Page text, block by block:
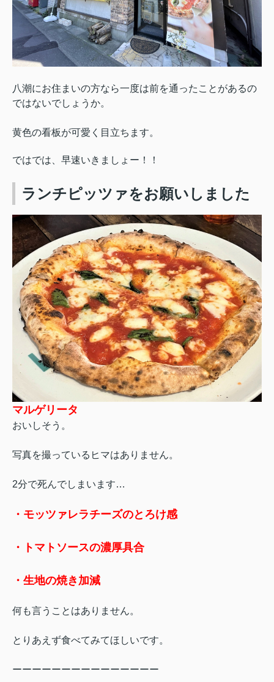
八潮にお住まいの方なら一度は前を通ったことがあるの
ではないでしょうか。
黄色の看板が可愛く目立ちます。
ではでは、早速いきましょー！！
ランチピッツァをお願いしました
マルゲリータ
おいしそう。
写真を撮っているヒマはありません。
2分で死んでしまいます…
・モッツァレラチーズのとろけ感
・トマトソースの濃厚具合
・生地の焼き加減
何も言うことはありません。
とりあえず食べてみてほしいです。
ーーーーーーーーーーーーーーー